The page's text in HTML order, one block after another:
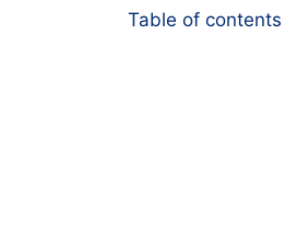
Table of contents